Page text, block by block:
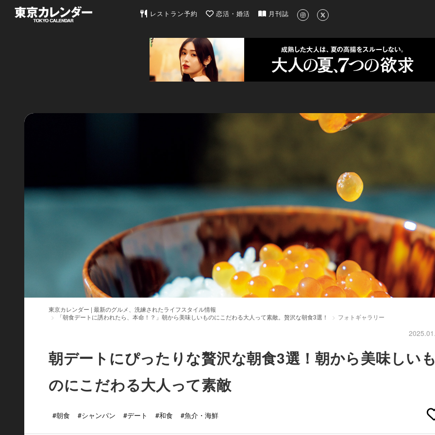
東京カレンダー | 最新のグルメ、洗練されたライフスタイル情報
レストラン予約 恋活・婚活 月刊誌
東京カレンダー | 最新のグルメ、洗練されたライフスタイル情報
「朝食デートに誘われたら、本命！？」朝から美味しいものにこだわる大人って素敵。贅沢な朝食3選！
フォトギャラリー
朝デートにぴったりな贅沢な朝食3選！朝から美味しい
のにこだわる大人って素敵
#朝食 #シャンパン #デート #和食 #魚介・海鮮